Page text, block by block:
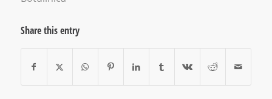
Share this entry